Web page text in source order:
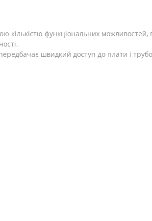
кількістю функціональних
швидкий доступ до плати і